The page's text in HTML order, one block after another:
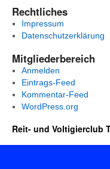
Rechtliches
Impressum
Datenschutzerklärung
Mitgliederbereich
Anmelden
Eintrags-Feed
Kommentar-Feed
WordPress.org
Reit- und Voltigierclub